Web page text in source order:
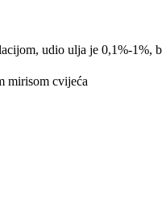
udio ulja je 0,1%-
mirisom cvijeća